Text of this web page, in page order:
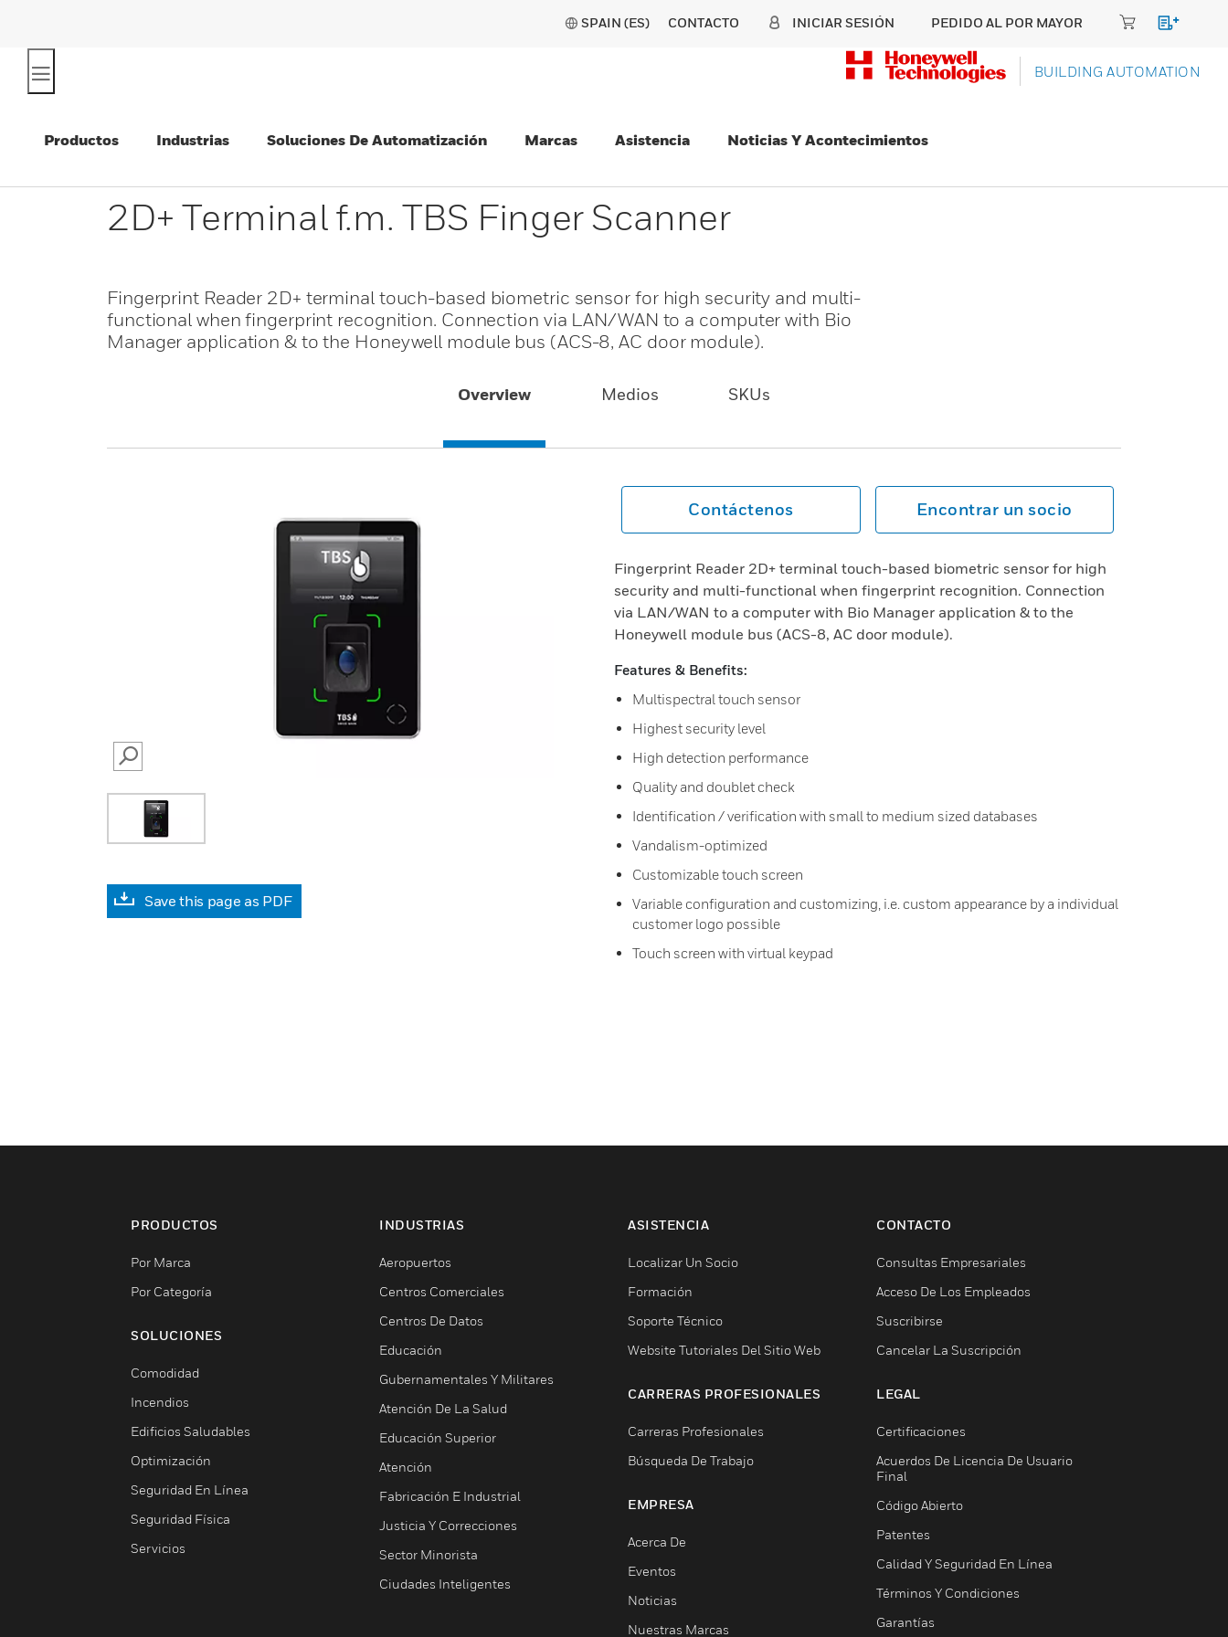
SPAIN (ES) CONTACTO INICIAR SESIÓN PEDIDO AL POR MAYOR
BUILDING AUTOMATION
Productos Industrias Soluciones De Automatización Marcas Asistencia Noticias Y Acontecimientos
2D+ Terminal f.m. TBS Finger Scanner
Fingerprint Reader 2D+ terminal touch-based biometric sensor for high security and multi-
functional when fingerprint recognition. Connection via LAN/WAN to a computer with Bio
Manager application & to the Honeywell module bus (ACS-8, AC door module).
Overview Medios SKUs
SEARCH
Save this page as PDF
Contáctenos Encontrar un socio
Fingerprint Reader 2D+ terminal touch-based biometric sensor for high
security and multi-functional when fingerprint recognition. Connection
via LAN/WAN to a computer with Bio Manager application & to the
Honeywell module bus (ACS-8, AC door module).
Features & Benefits:
Multispectral touch sensor
Highest security level
High detection performance
Quality and doublet check
Identification / verification with small to medium sized databases
Vandalism-optimized
Customizable touch screen
Variable configuration and customizing, i.e. custom appearance by a individual
customer logo possible
Touch screen with virtual keypad
PRODUCTOS
Por Marca
Por Categoría
SOLUCIONES
Comodidad
Incendios
Edificios Saludables
Optimización
Seguridad En Línea
Seguridad Física
Servicios
INDUSTRIAS
Aeropuertos
Centros Comerciales
Centros De Datos
Educación
Gubernamentales Y Militares
Atención De La Salud
Educación Superior
Atención
Fabricación E Industrial
Justicia Y Correcciones
Sector Minorista
Ciudades Inteligentes
ASISTENCIA
Localizar Un Socio
Formación
Soporte Técnico
Website Tutoriales Del Sitio Web
CARRERAS PROFESIONALES
Carreras Profesionales
Búsqueda De Trabajo
EMPRESA
Acerca De
Eventos
Noticias
Nuestras Marcas
CONTACTO
Consultas Empresariales
Acceso De Los Empleados
Suscribirse
Cancelar La Suscripción
LEGAL
Certificaciones
Acuerdos De Licencia De Usuario
Final
Código Abierto
Patentes
Calidad Y Seguridad En Línea
Términos Y Condiciones
Garantías